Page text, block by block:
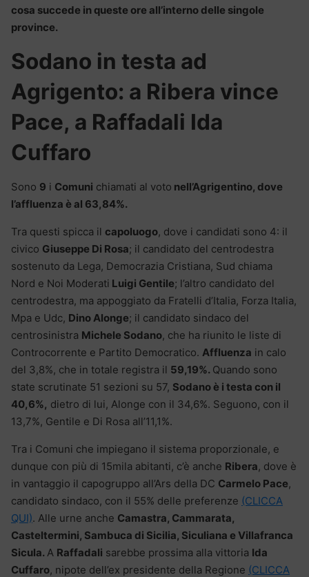
cosa succede in queste ore all’interno delle singole
province.
Sodano in testa ad
Agrigento: a Ribera vince
Pace, a Raffadali Ida
Cuffaro
Sono 9 i Comuni chiamati al voto nell’Agrigentino, dove
l’affluenza è al 63,84%.
Tra questi spicca il capoluogo, dove i candidati sono 4: il
civico Giuseppe Di Rosa; il candidato del centrodestra
sostenuto da Lega, Democrazia Cristiana, Sud chiama
Nord e Noi Moderati Luigi Gentile; l’altro candidato del
centrodestra, ma appoggiato da Fratelli d’Italia, Forza Italia,
Mpa e Udc, Dino Alonge; il candidato sindaco del
centrosinistra Michele Sodano, che ha riunito le liste di
Controcorrente e Partito Democratico. Affluenza in calo
del 3,8%, che in totale registra il 59,19%. Quando sono
state scrutinate 51 sezioni su 57, Sodano è i testa con il
40,6%, dietro di lui, Alonge con il 34,6%. Seguono, con il
13,7%, Gentile e Di Rosa all’11,1%.
Tra i Comuni che impiegano il sistema proporzionale, e
dunque con più di 15mila abitanti, c’è anche Ribera, dove è
in vantaggio il capogruppo all’Ars della DC Carmelo Pace,
candidato sindaco, con il 55% delle preferenze (CLICCA
QUI). Alle urne anche Camastra, Cammarata,
Casteltermini, Sambuca di Sicilia, Siculiana e Villafranca
Sicula. A Raffadali sarebbe prossima alla vittoria Ida
Cuffaro, nipote dell’ex presidente della Regione (CLICCA